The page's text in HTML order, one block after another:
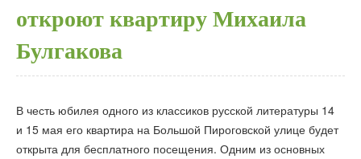
откроют квартиру Михаила
Булгакова
В честь юбилея одного из классиков русской литературы 14
и 15 мая его квартира на Большой Пироговской улице будет
открыта для бесплатного посещения. Одним из основных